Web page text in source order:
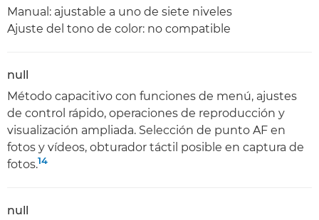
Manual: ajustable a uno de siete niveles
Ajuste del tono de color: no compatible
null
Método capacitivo con funciones de menú, ajustes
de control rápido, operaciones de reproducción y
visualización ampliada. Selección de punto AF en
fotos y vídeos, obturador táctil posible en captura de
fotos.14
null